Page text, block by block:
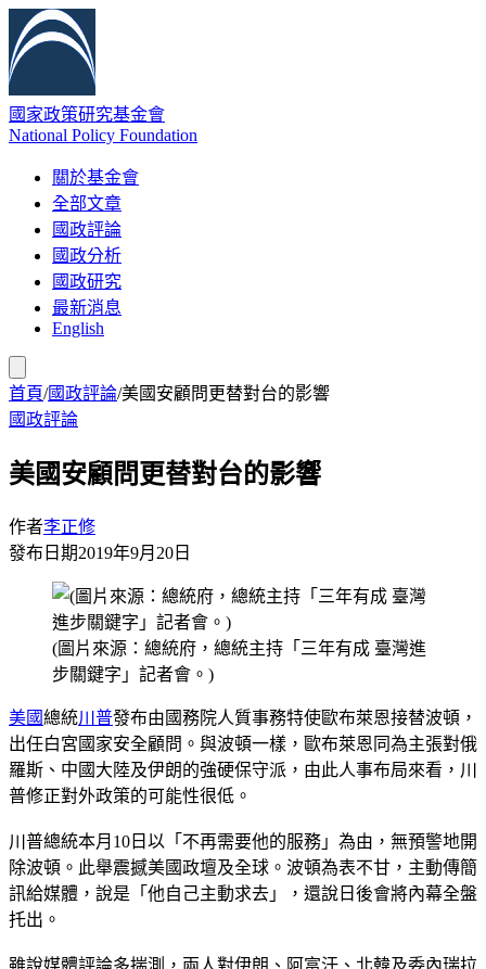
國家政策研究基金會
National Policy Foundation
關於基金會
全部文章
國政評論
國政分析
國政研究
最新消息
English
首頁/國政評論/美國安顧問更替對台的影響
國政評論
美國安顧問更替對台的影響
作者李正修
發布日期2019年9月20日
(圖片來源：總統府，總統主持「三年有成 臺灣進
步關鍵字」記者會。)
美國總統川普發布由國務院人質事務特使歐布萊恩接替波頓，
出任白宮國家安全顧問。與波頓一樣，歐布萊恩同為主張對俄
羅斯、中國大陸及伊朗的強硬保守派，由此人事布局來看，川
普修正對外政策的可能性很低。
川普總統本月10日以「不再需要他的服務」為由，無預警地開
除波頓。此舉震撼美國政壇及全球。波頓為表不甘，主動傳簡
訊給媒體，說是「他自己主動求去」，還說日後會將內幕全盤
托出。
雖說媒體評論多揣測，兩人對伊朗、阿富汗、北韓及委內瑞拉